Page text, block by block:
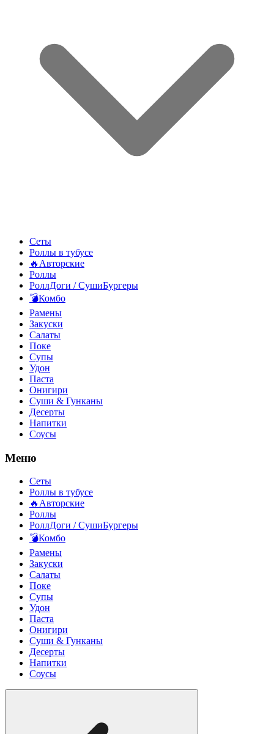
Сеты
Роллы в тубусе
🔥Авторские
Роллы
РоллДоги / СушиБургеры
💣Комбо
Рамены
Закуски
Салаты
Поке
Супы
Удон
Паста
Онигири
Суши & Гунканы
Десерты
Напитки
Соусы
Меню
Сеты
Роллы в тубусе
🔥Авторские
Роллы
РоллДоги / СушиБургеры
💣Комбо
Рамены
Закуски
Салаты
Поке
Супы
Удон
Паста
Онигири
Суши & Гунканы
Десерты
Напитки
Соусы